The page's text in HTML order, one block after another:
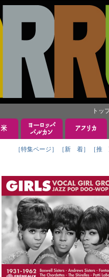
トッ
［特集ページ］ ［新 着］ ［推